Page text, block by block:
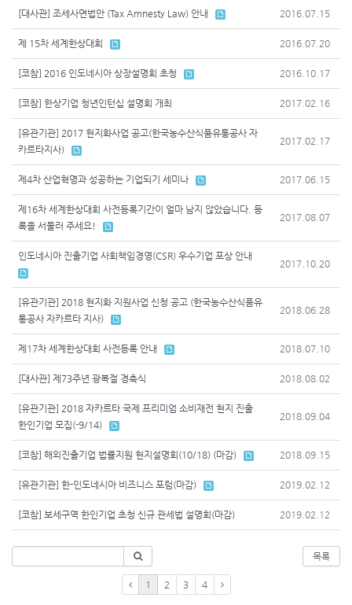
[대사관] 조세사면법안 (Tax Amnesty Law) 안내 2016.07.15
제 15차 세계한상대회 2016.07.20
[코참] 2016 인도네시아 상장설명회 초청 2016.10.17
[코참] 한상기업 청년인턴십 설명회 개최 2017.02.16
[유관기관] 2017 현지화사업 공고(한국농수산식품유통공사 자
카르타지사)
2017.02.17
제4차 산업혁명과 성공하는 기업되기 세미나 2017.06.15
제16차 세계한상대회 사전등록기간이 얼마 남지 않았습니다. 등
록을 서둘러 주세요!
2017.08.07
인도네시아 진출기업 사회책임경영(CSR) 우수기업 포상 안내
2017.10.20
[유관기관] 2018 현지화 지원사업 신청 공고 (한국농수산식품유
통공사 자카르타 지사)
2018.06.28
제17차 세계한상대회 사전등록 안내 2018.07.10
[대사관] 제73주년 광복절 경축식 2018.08.02
[유관기관] 2018 자카르타 국제 프리미엄 소비재전 현지 진출
한인기업 모집(-9/14)
2018.09.04
[코참] 해외진출기업 법률지원 현지설명회(10/18) (마감) 2018.09.15
[유관기관] 한-인도네시아 비즈니스 포럼(마감) 2019.02.12
[코참] 보세구역 한인기업 초청 신규 관세법 설명회(마감) 2019.02.12
목록
1 2 3 4